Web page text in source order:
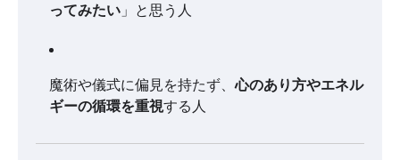
ってみたい 」と思う人
魔術や儀式に偏見を持たず、心のあり方やエネル
ギーの循環を重視する人